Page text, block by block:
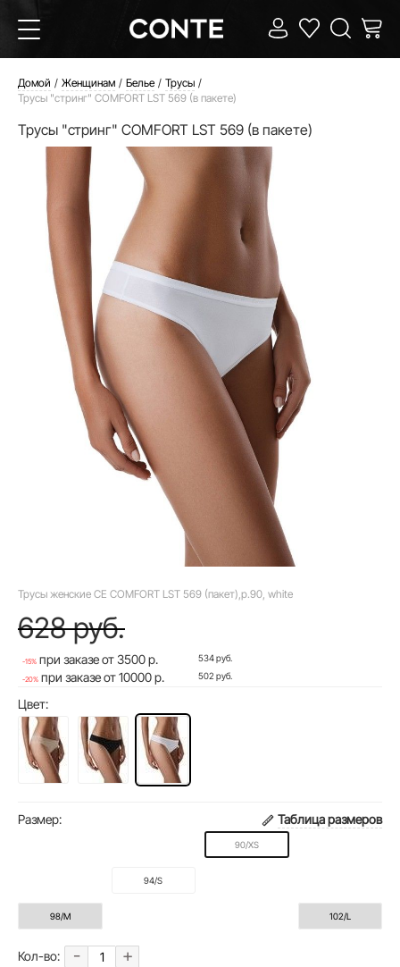
Домой Женщинам Белье
Трусы
Трусы "стринг" COMFORT LST 569 (в пакете)
Трусы "стринг" COMFORT LST 569 (в пакете)
Трусы женские CE COMFORT LST 569 (пакет),р.90, white
628 руб.
-15% при заказе от 3500 р. 534 руб.
-20% при заказе от 10000 р. 502 руб.
Цвет:
Размер: Таблица размеров
90/XS
94/S
98/M 102/L
Кол-во: - +